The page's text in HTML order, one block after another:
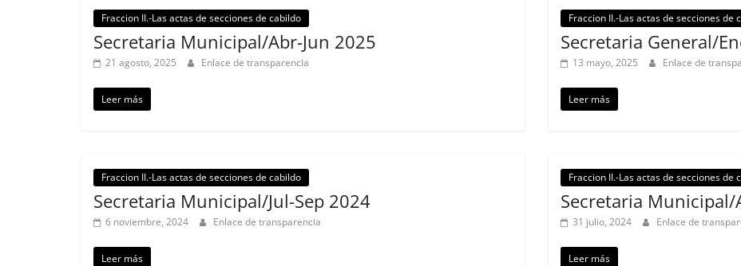
Fraccion II.-Las actas de secciones de cabildo
Secretaria Municipal/Abr-Jun 2025
21 agosto, 2025 Enlace de transparencia
Leer más
Fraccion II.-Las actas de secciones de
Secretaria General/
13 mayo, 2025 Enlace de
Leer más
Fraccion II.-Las actas de secciones de cabildo
Secretaria Municipal/Jul-Sep 2024
6 noviembre, 2024 Enlace de transparencia
Leer más
Fraccion II.-Las actas de secciones de
Secretaria Municipal/
31 julio, 2024 Enlace de
Leer más